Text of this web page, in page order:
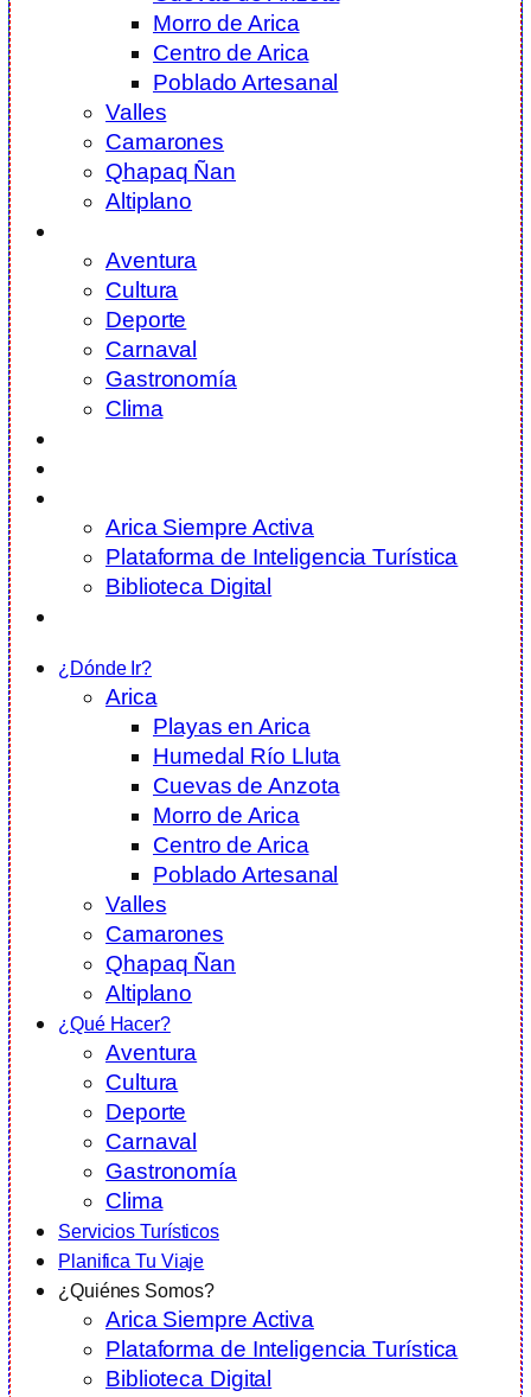
Morro de Arica
Centro de Arica
Poblado Artesanal
Valles
Camarones
Qhapaq Ñan
Altiplano
Aventura
Cultura
Deporte
Carnaval
Gastronomía
Clima
Arica Siempre Activa
Plataforma de Inteligencia Turística
Biblioteca Digital
¿Dónde Ir?
Arica
Playas en Arica
Humedal Río Lluta
Cuevas de Anzota
Morro de Arica
Centro de Arica
Poblado Artesanal
Valles
Camarones
Qhapaq Ñan
Altiplano
¿Qué Hacer?
Aventura
Cultura
Deporte
Carnaval
Gastronomía
Clima
Servicios Turísticos
Planifica Tu Viaje
¿Quiénes Somos?
Arica Siempre Activa
Plataforma de Inteligencia Turística
Biblioteca Digital